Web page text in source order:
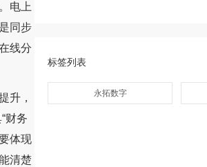
电上
同步
线分
升，
财务
体现
清楚
标签列表
永拓数字